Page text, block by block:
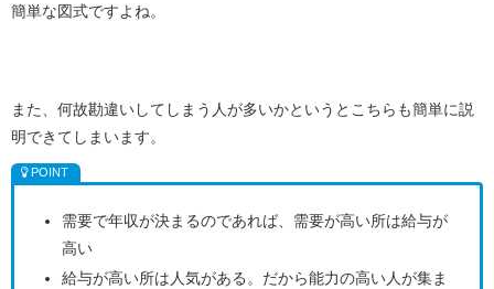
簡単な図式ですよね。
また、何故勘違いしてしまう人が多いかというとこちらも簡単に説
明できてしまいます。
需要で年収が決まるのであれば、需要が高い所は給与が
高い
給与が高い所は人気がある。だから能力の高い人が集ま